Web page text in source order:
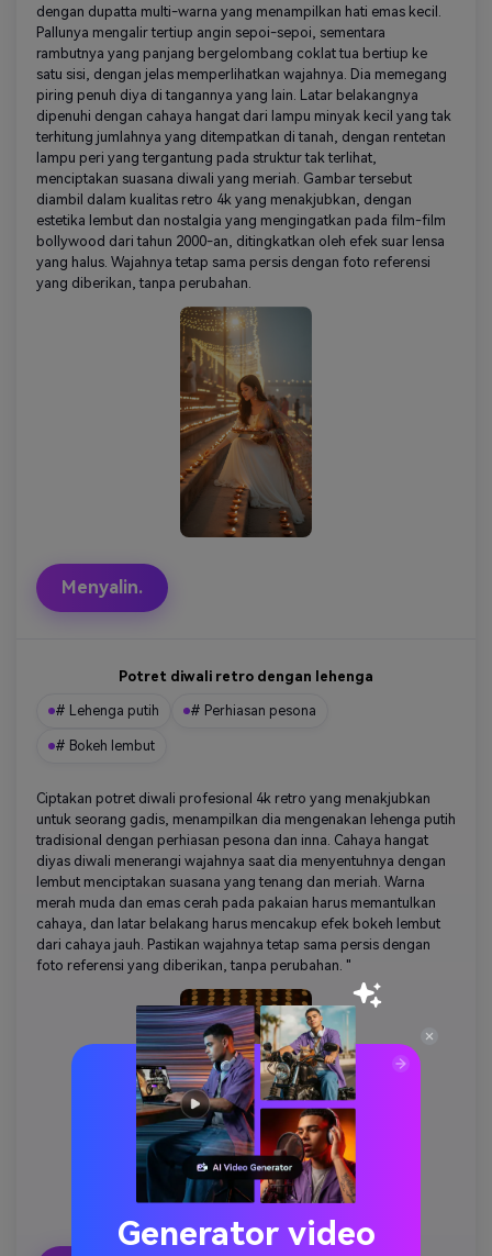
dengan dupatta multi-warna yang menampilkan hati emas kecil.
Pallunya mengalir tertiup angin sepoi-sepoi, sementara
rambutnya yang panjang bergelombang coklat tua bertiup ke
satu sisi, dengan jelas memperlihatkan wajahnya. Dia memegang
piring penuh diya di tangannya yang lain. Latar belakangnya
dipenuhi dengan cahaya hangat dari lampu minyak kecil yang tak
terhitung jumlahnya yang ditempatkan di tanah, dengan rentetan
lampu peri yang tergantung pada struktur tak terlihat,
menciptakan suasana diwali yang meriah. Gambar tersebut
diambil dalam kualitas retro 4k yang menakjubkan, dengan
estetika lembut dan nostalgia yang mengingatkan pada film-film
bollywood dari tahun 2000-an, ditingkatkan oleh efek suar lensa
yang halus. Wajahnya tetap sama persis dengan foto referensi
yang diberikan, tanpa perubahan.
Menyalin.
Potret diwali retro dengan lehenga
# Lehenga putih # Perhiasan pesona
# Bokeh lembut
Ciptakan potret diwali profesional 4k retro yang menakjubkan
untuk seorang gadis, menampilkan dia mengenakan lehenga putih
tradisional dengan perhiasan pesona dan inna. Cahaya hangat
diyas diwali menerangi wajahnya saat dia menyentuhnya dengan
lembut menciptakan suasana yang tenang dan meriah. Warna
merah muda dan emas cerah pada pakaian harus memantulkan
cahaya, dan latar belakang harus mencakup efek bokeh lembut
dari cahaya jauh. Pastikan wajahnya tetap sama persis dengan
foto referensi yang diberikan, tanpa perubahan. "
Generator video